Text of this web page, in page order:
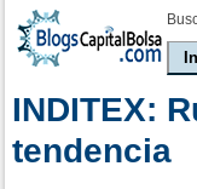
INDITEX:
tendencia